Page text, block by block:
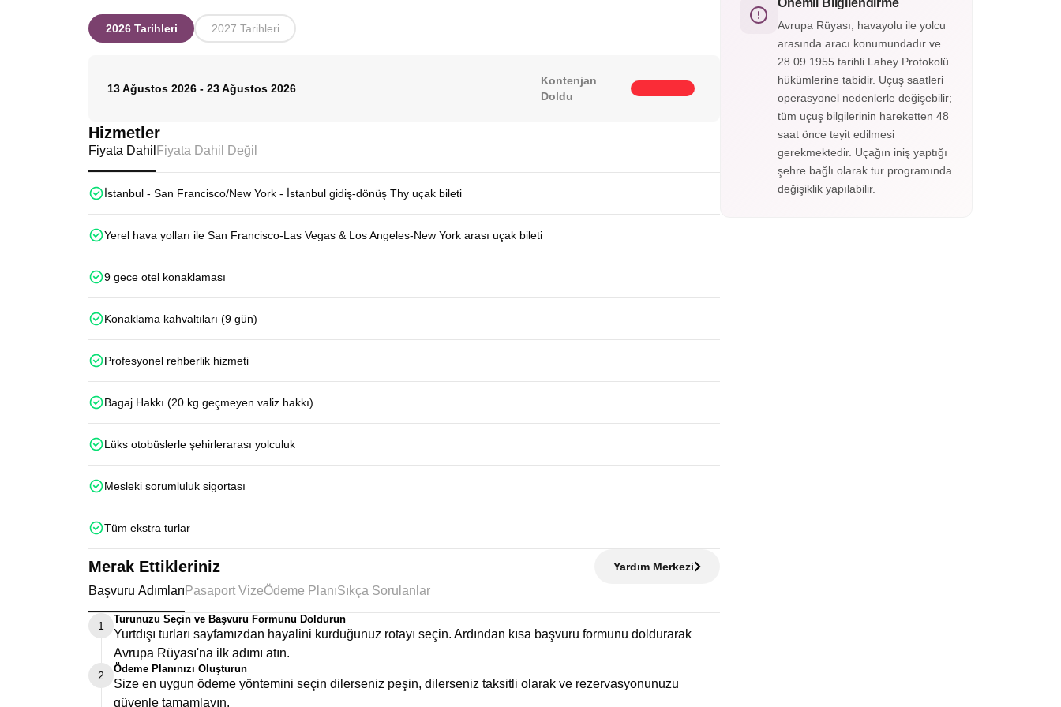
2026 Tarihleri 2027 Tarihleri
13 Ağustos 2026 - 23 Ağustos 2026
Kontenjan
Doldu
Hizmetler
Fiyata Dahil Fiyata Dahil Değil
İstanbul - San Francisco/New York - İstanbul gidiş-dönüş Thy uçak bileti
Yerel hava yolları ile San Francisco-Las Vegas & Los Angeles-New York arası uçak bileti
9 gece otel konaklaması
Konaklama kahvaltıları (9 gün)
Profesyonel rehberlik hizmeti
Bagaj Hakkı (20 kg geçmeyen valiz hakkı)
Lüks otobüslerle şehirlerarası yolculuk
Mesleki sorumluluk sigortası
Tüm ekstra turlar
Merak Ettikleriniz Yardım Merkezi
Başvuru Adımları Pasaport VizeÖdeme Planı Sıkça Sorulanlar
1
Turunuzu Seçin ve Başvuru Formunu Doldurun
Yurtdışı turları sayfamızdan hayalini kurduğunuz rotayı seçin. Ardından kısa başvuru formunu doldurarak
Avrupa Rüyası'na ilk adımı atın.
2
Ödeme Planınızı Oluşturun
Size en uygun ödeme yöntemini seçin dilerseniz peşin, dilerseniz taksitli olarak ve rezervasyonunuzu
güvenle tamamlayın.
Yerel rehber eşliğinde panoramik noktaları
keşfedin, fotoğraf molalarında ölümsüz
anlar yakalayın. Konforlu ulaşım ve esnek
program ile muhteşem bir deneyim sizi
Önemli Bilgilendirme
Avrupa Rüyası, havayolu ile yolcu
arasında aracı konumundadır ve
28.09.1955 tarihli Lahey Protokolü
hükümlerine tabidir. Uçuş saatleri
operasyonel nedenlerle değişebilir;
tüm uçuş bilgilerinin hareketten 48
saat önce teyit edilmesi
gerekmektedir. Uçağın iniş yaptığı
şehre bağlı olarak tur programında
değişiklik yapılabilir.